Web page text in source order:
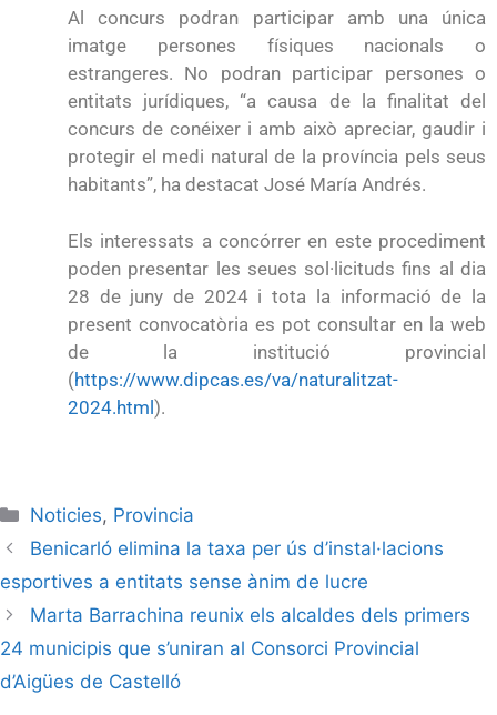
Al concurs podran participar amb una única
imatge persones físiques nacionals o
estrangeres. No podran participar persones o
entitats jurídiques, “a causa de la finalitat del
concurs de conéixer i amb això apreciar, gaudir i
protegir el medi natural de la província pels seus
habitants”, ha destacat José María Andrés.
Els interessats a concórrer en este procediment
poden presentar les seues sol·licituds fins al dia
28 de juny de 2024 i tota la informació de la
present convocatòria es pot consultar en la web
de la institució provincial
(https://www.dipcas.es/va/naturalitzat-
2024.html).
Noticies, Provincia
Benicarló elimina la taxa per ús d’instal·lacions
esportives a entitats sense ànim de lucre
Marta Barrachina reunix els alcaldes dels primers
24 municipis que s’uniran al Consorci Provincial
d’Aigües de Castelló